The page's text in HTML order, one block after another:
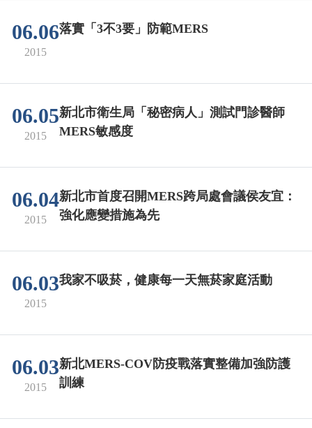
06.06
2015
落實「3不3要」防範MERS
06.05
2015
新北市衛生局「秘密病人」測試門診醫師
MERS敏感度
06.04
2015
新北市首度召開MERS跨局處會議侯友宜：
強化應變措施為先
06.03
2015
我家不吸菸，健康每一天無菸家庭活動
06.03
2015
新北MERS-COV防疫戰落實整備加強防護
訓練